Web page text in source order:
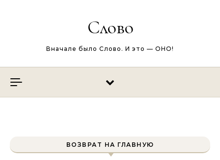
Слово
Вначале было Слово. И это — ОНО!
ВОЗВРАТ НА ГЛАВНУЮ